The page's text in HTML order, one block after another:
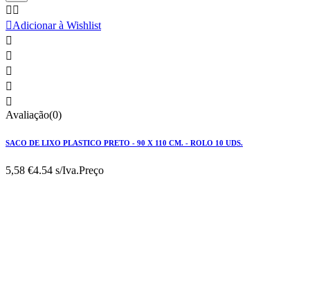
 
Adicionar à Wishlist





Avaliação(0)
SACO DE LIXO PLASTICO PRETO - 90 X 110 CM. - ROLO 10 UDS.
5,58 €4.54 s/Iva.Preço